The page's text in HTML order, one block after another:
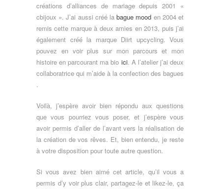
créations d’alliances de mariage depuis 2001 «
cbijoux ». J’ai aussi créé labague mood en 2004 et
remis cette marque à deux amies en 2013, puis j’ai
également créé la marque Diirt upcycling. Vous
pouvez en voir plus sur mon parcours et mon
histoire en parcourant ma bio ici. A l’atelier j’ai deux
collaboratrice qui m’aide à la confection des bagues
.
Voilà, j’espère avoir bien répondu aux questions
que vous pourriez vous poser, et j’espère vous
avoir permis d’aller de l’avant vers la réalisation de
la création de vos rêves. Et, bien entendu, je reste
à votre disposition pour toute autre question.
Si vous avez bien aimé cet article, qu’il vous a
permis d’y voir plus clair, partagez-le et likez-le, ça